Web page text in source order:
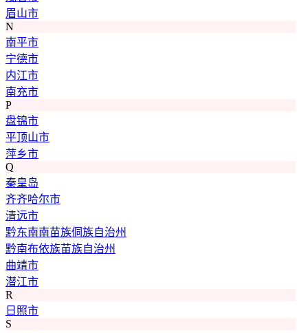
眉山市
N
南平市
宁德市
内江市
南充市
P
盘锦市
平顶山市
萍乡市
Q
秦皇岛
齐齐哈尔市
清远市
黔东南南苗族侗族自治州
黔南布依族苗族自治州
曲靖市
潜江市
R
日照市
S